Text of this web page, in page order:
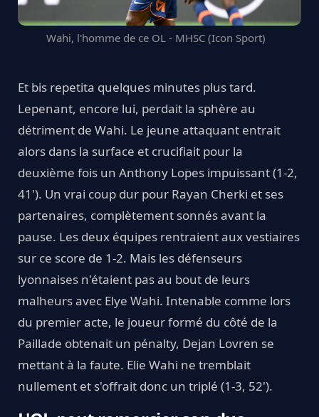
Wahi, l'homme de ce OL - MHSC (Icon Sport)
Et bis repetita quelques minutes plus tard.
Lepenant, encore lui, perdait la sphère au
détriment de Wahi. Le jeune attaquant entrait
alors dans la surface et crucifiait pour la
deuxième fois un Anthony Lopes impuissant (1-2,
41'). Un vrai coup dur pour Rayan Cherki et ses
partenaires, complètement sonnés avant la
pause. Les deux équipes rentraient aux vestiaires
sur ce score de 1-2. Mais les défenseurs
lyonnaises n'étaient pas au bout de leurs
malheurs avec Elye Wahi. Intenable comme lors
du premier acte, le joueur formé du côté de la
Paillade obtenait un pénalty, Dejan Lovren se
mettant à la faute. Elie Wahi ne tremblait
nullement et s'offrait donc un triplé (1-3, 52').